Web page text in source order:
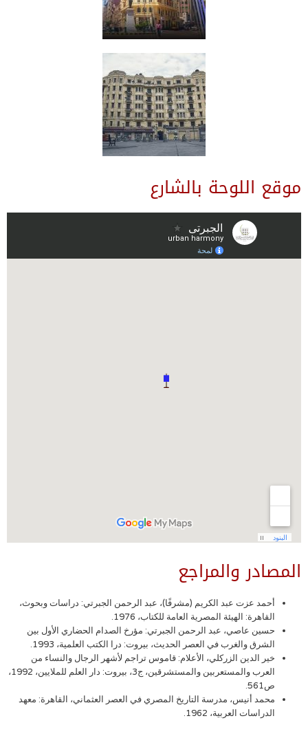
موقع اللوحة بالشارع
المصادر والمراجع
أحمد عزت عبد الكريم (مشرفًا)، عبد الرحمن الجبرتي: دراسات وبحوث،
القاهرة: الهيئة المصرية العامة للكتاب، 1976.
حسين عاصي، عبد الرحمن الجبرتي: مؤرخ الصدام الحضاري الأول بين
الشرق والغرب في العصر الحديث، بيروت: درا الكتب العلمية، 1993.
خير الدين الزركلي، الأعلام: قاموس تراجم لأشهر الرجال والنساء من
العرب والمستعربين والمستشرقين، ج3، بيروت: دار العلم للملايين، 1992،
ص561.
محمد أنيس، مدرسة التاريخ المصري في العصر العثماني، القاهرة: معهد
الدراسات العربية، 1962.